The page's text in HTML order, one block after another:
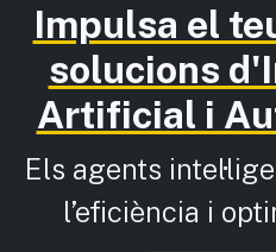
Impulsa el
solucions
Artificial i
Els agents
l’eficiència i